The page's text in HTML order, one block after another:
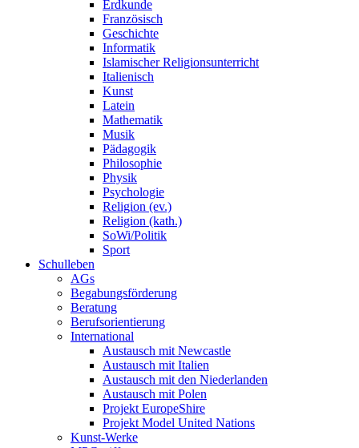
Erdkunde
Französisch
Geschichte
Informatik
Islamischer Religionsunterricht
Italienisch
Kunst
Latein
Mathematik
Musik
Pädagogik
Philosophie
Physik
Psychologie
Religion (ev.)
Religion (kath.)
SoWi/Politik
Sport
Schulleben
AGs
Begabungsförderung
Beratung
Berufsorientierung
International
Austausch mit Newcastle
Austausch mit Italien
Austausch mit den Niederlanden
Austausch mit Polen
Projekt EuropeShire
Projekt Model United Nations
Kunst-Werke